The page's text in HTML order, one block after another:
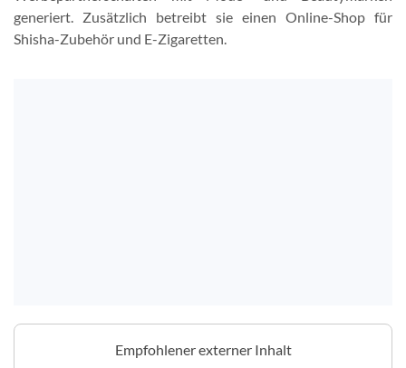
generiert. Zusätzlich betreibt sie einen Online-Shop für
Shisha-Zubehör und E-Zigaretten.
Empfohlener externer Inhalt